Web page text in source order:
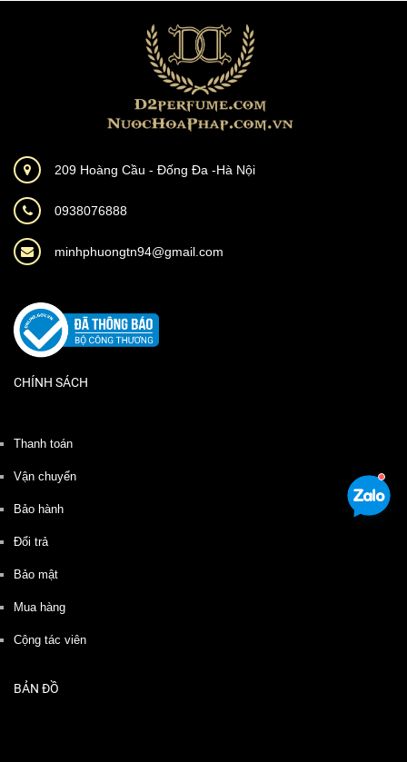
209 Hoàng Cầu - Đống Đa -Hà Nội
0938076888
minhphuongtn94@gmail.com
CHÍNH SÁCH
Thanh toán
Vận chuyển
Bảo hành
Đổi trả
Bảo mật
Mua hàng
Cộng tác viên
BẢN ĐỒ